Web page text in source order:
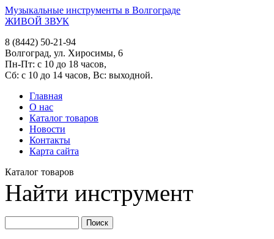
Музыкальные инструменты в Волгограде
ЖИВОЙ ЗВУК
8 (8442) 50-21-94
Волгоград, ул. Хиросимы, 6
Пн-Пт: с 10 до 18 часов,
Сб: с 10 до 14 часов, Вс: выходной.
Главная
О нас
Каталог товаров
Новости
Контакты
Карта сайта
Каталог товаров
Найти инструмент